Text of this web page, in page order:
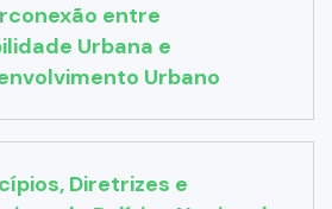
entre
Urbana e
Urbano
Diretrizes e